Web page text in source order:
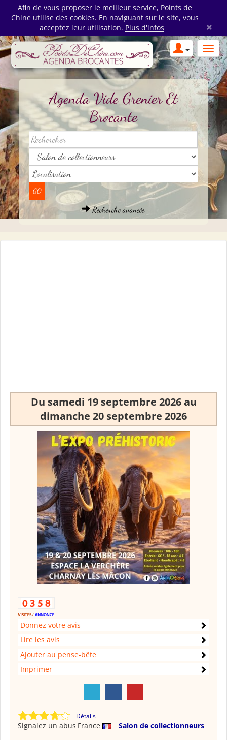
Afin de vous proposer le meilleur service, Points de
Chine utilise des cookies. En naviguant sur le site, vous
acceptez leur utilisation. Plus d'infos ×
Agenda Vide Grenier Et
Brocante
Recherche avancée
Du samedi 19 septembre 2026 au
dimanche 20 septembre 2026
Donnez votre avis
Lire les avis
Ajouter au pense-bête
Imprimer
Détails
France Salon de collectionneurs
Signalez un abus